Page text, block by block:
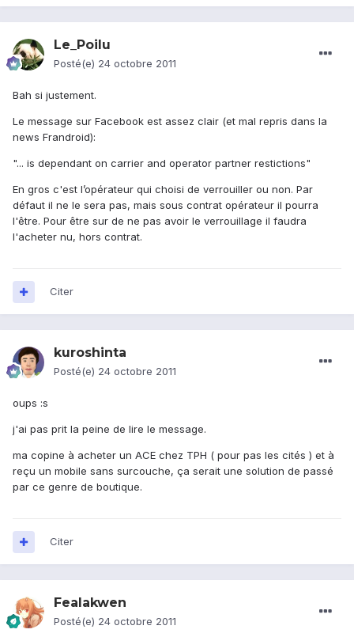
Le_Poilu
Posté(e) 24 octobre 2011
Bah si justement.
Le message sur Facebook est assez clair (et mal repris dans la
news Frandroid):
"... is dependant on carrier and operator partner restictions"
En gros c'est l’opérateur qui choisi de verrouiller ou non. Par
défaut il ne le sera pas, mais sous contrat opérateur il pourra
l'être. Pour être sur de ne pas avoir le verrouillage il faudra
l'acheter nu, hors contrat.
Citer
kuroshinta
Posté(e) 24 octobre 2011
oups :s
j'ai pas prit la peine de lire le message.
ma copine à acheter un ACE chez TPH ( pour pas les cités ) et à
reçu un mobile sans surcouche, ça serait une solution de passé
par ce genre de boutique.
Citer
Fealakwen
Posté(e) 24 octobre 2011